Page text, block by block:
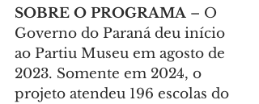
SOBRE O PROGRAMA – O
Governo do Paraná deu início
ao Partiu Museu em agosto de
2023. Somente em 2024, o
projeto atendeu 196 escolas do